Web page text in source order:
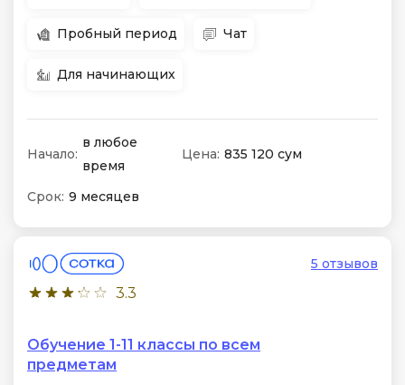
Пробный период Чат
Для начинающих
Начало:
в любое
время
Цена: 835 120 сум
Срок: 9 месяцев
3.3
5 отзывов
Обучение 1-11 классы по всем
предметам